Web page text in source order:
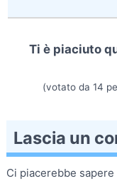
Ti è piaciuto
(votato da 14
Lascia un
Ci piacerebbe